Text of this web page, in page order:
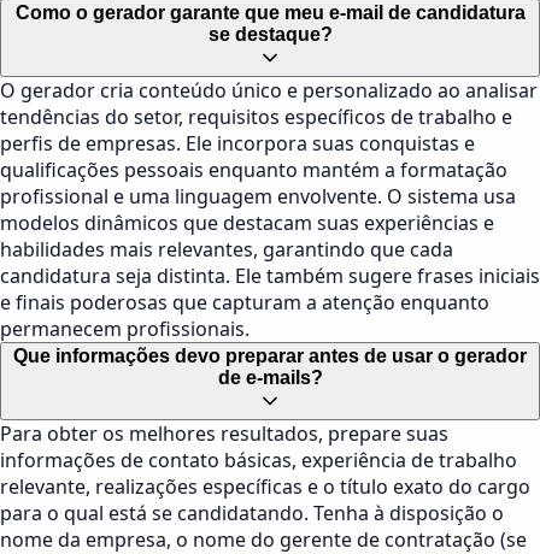
Como o gerador garante que meu e-mail de candidatura
se destaque?
O gerador cria conteúdo único e personalizado ao analisar
tendências do setor, requisitos específicos de trabalho e
perfis de empresas. Ele incorpora suas conquistas e
qualificações pessoais enquanto mantém a formatação
profissional e uma linguagem envolvente. O sistema usa
modelos dinâmicos que destacam suas experiências e
habilidades mais relevantes, garantindo que cada
candidatura seja distinta. Ele também sugere frases iniciais
e finais poderosas que capturam a atenção enquanto
permanecem profissionais.
Que informações devo preparar antes de usar o gerador
de e-mails?
Para obter os melhores resultados, prepare suas
informações de contato básicas, experiência de trabalho
relevante, realizações específicas e o título exato do cargo
para o qual está se candidatando. Tenha à disposição o
nome da empresa, o nome do gerente de contratação (se